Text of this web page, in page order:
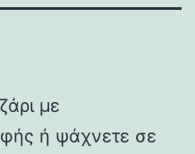
με
ή ψάχνετε σε